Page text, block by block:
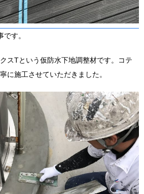
す。
スTという仮防水下地調整材です。コテ
に施工させていただきました。